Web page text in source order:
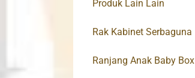
Produk Lain Lain
Rak Kabinet Serbaguna
Ranjang Anak Baby Box